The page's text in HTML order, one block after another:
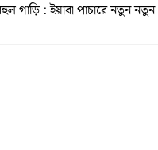
গাড়ি : ইয়াবা পাচারে নতুন